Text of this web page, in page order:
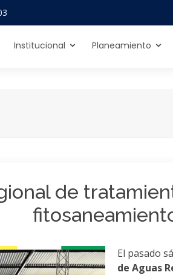
Institucional Planeamiento
de
El pasado
de Aguas